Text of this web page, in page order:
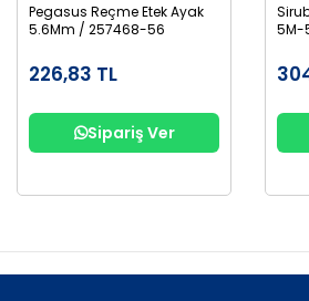
Pegasus Reçme Etek Ayak
5.6Mm / 257468-56
226,83 TL
Sipariş Ver
5M-